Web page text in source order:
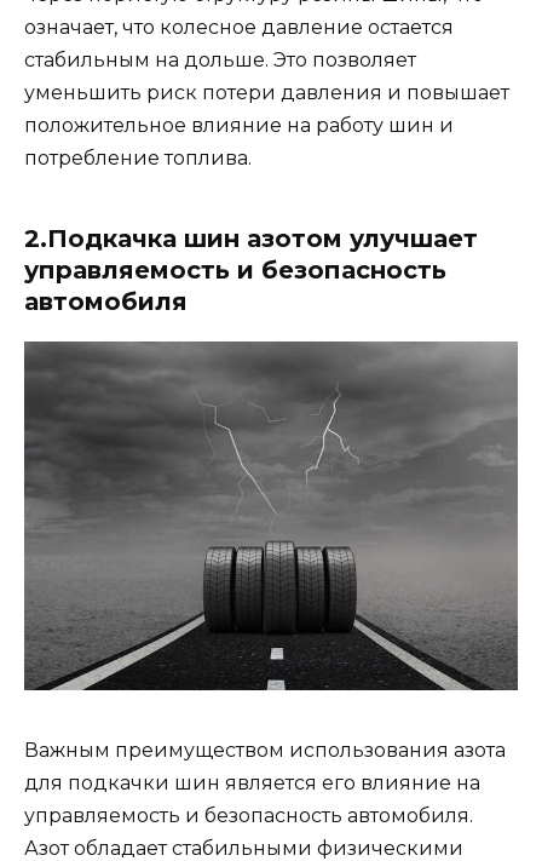
означает, что колесное давление остается
стабильным на дольше. Это позволяет
уменьшить риск потери давления и повышает
положительное влияние на работу шин и
потребление топлива.
2.Подкачка шин азотом улучшает
управляемость и безопасность
автомобиля
Важным преимуществом использования азота
для подкачки шин является его влияние на
управляемость и безопасность автомобиля.
Азот обладает стабильными физическими